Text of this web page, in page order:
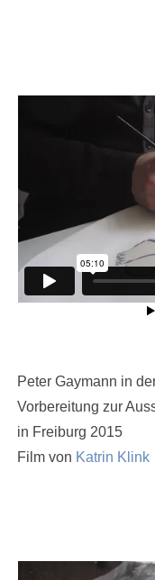
Peter Gaymann in
Vorbereitung zur
in Freiburg 2015
Film von Katrin Klink